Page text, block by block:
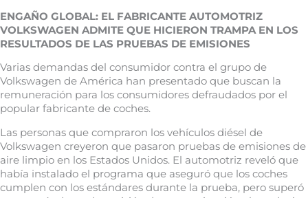
ENGAÑO GLOBAL: EL FABRICANTE AUTOMOTRIZ
VOLKSWAGEN ADMITE QUE HICIERON TRAMPA EN LOS
RESULTADOS DE LAS PRUEBAS DE EMISIONES
Varias demandas del consumidor contra el grupo de
Volkswagen de América han presentado que buscan la
remuneración para los consumidores defraudados por el
popular fabricante de coches.
Las personas que compraron los vehículos diésel de
Volkswagen creyeron que pasaron pruebas de emisiones de
aire limpio en los Estados Unidos. El automotriz reveló que
había instalado el programa que aseguró que los coches
cumplen con los estándares durante la prueba, pero superó